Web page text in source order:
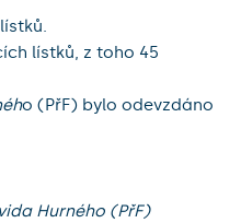
lístků, z toho 45
o (PřF) bylo odevzdáno
Hurného (PřF)